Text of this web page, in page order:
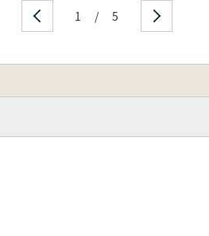
1 / 5